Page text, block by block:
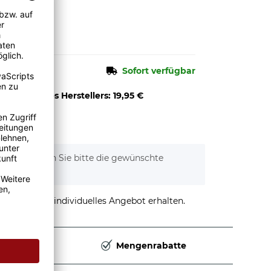
Sofort verfügbar
des Herstellers: 19,95 €
Wählen Sie bitte die gewünschte
stellen und individuelles Angebot erhalten.
Mengenrabatte